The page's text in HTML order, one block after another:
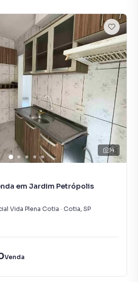
14
em Jardim Petrópolis
Vida Plena Cotia · Cotia, SP
Venda